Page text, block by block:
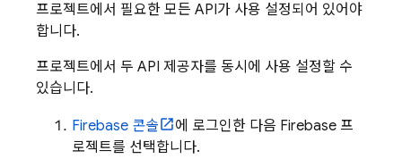
프로젝트에서 필요한 모든 API가 사용 설정되어 있어야
합니다.
프로젝트에서 두 API 제공자를 동시에 사용 설정할 수
있습니다.
Firebase 콘솔
에 로그인한 다음 Firebase 프
로젝트를 선택합니다.